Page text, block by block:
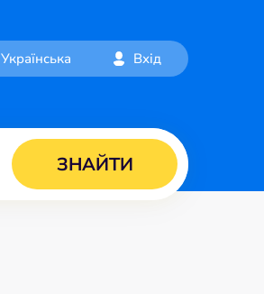
Українська Вхід
ЗНАЙТИ